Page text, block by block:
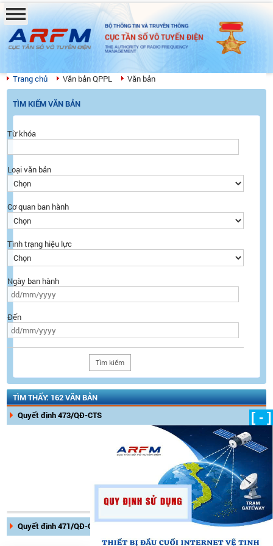
BỘ THÔNG TIN VÀ TRUYỀN THÔNG
CỤC TẦN SỐ VÔ TUYẾN ĐIỆN
THE AUTHORITY OF RADIO FREQUENCY
MANAGEMENT
Trang chủ Văn bản QPPL Văn bản
TÌM KIẾM VĂN BẢN
Từ khóa
Loại văn bản
Cơ quan ban hành
Tình trạng hiệu lực
Ngày ban hành
Đến
TÌM THẤY: 162 VĂN BẢN
Quyết định 473/QĐ-CTS
Ngày ban hành:
16/10/2023
Ngày có hiệu lực:
Tình trạng hiệu lực:
Còn hiệu
lực
Quyết định 471/QĐ-CTS
[ - ]